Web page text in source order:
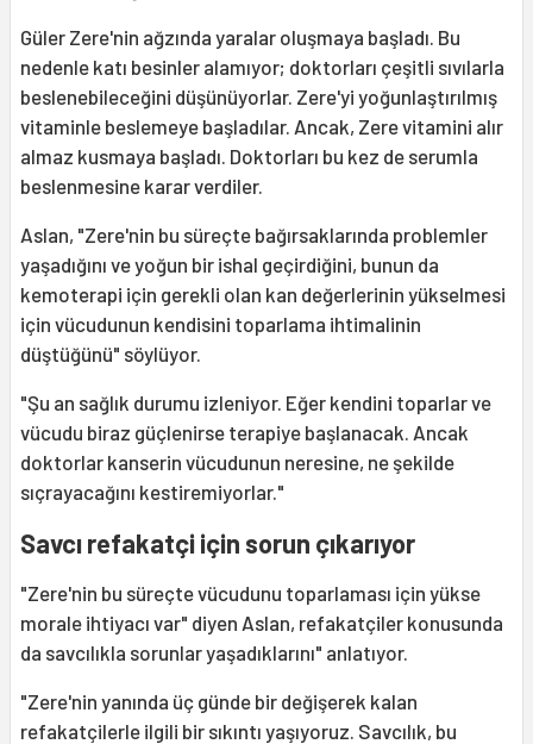
Güler Zere'nin ağzında yaralar oluşmaya başladı. Bu
nedenle katı besinler alamıyor; doktorları çeşitli sıvılarla
beslenebileceğini düşünüyorlar. Zere'yi yoğunlaştırılmış
vitaminle beslemeye başladılar. Ancak, Zere vitamini alır
almaz kusmaya başladı. Doktorları bu kez de serumla
beslenmesine karar verdiler.
Aslan, "Zere'nin bu süreçte bağırsaklarında problemler
yaşadığını ve yoğun bir ishal geçirdiğini, bunun da
kemoterapi için gerekli olan kan değerlerinin yükselmesi
için vücudunun kendisini toparlama ihtimalinin
düştüğünü" söylüyor.
"Şu an sağlık durumu izleniyor. Eğer kendini toparlar ve
vücudu biraz güçlenirse terapiye başlanacak. Ancak
doktorlar kanserin vücudunun neresine, ne şekilde
sıçrayacağını kestiremiyorlar."
Savcı refakatçi için sorun çıkarıyor
"Zere'nin bu süreçte vücudunu toparlaması için yükse
morale ihtiyacı var" diyen Aslan, refakatçiler konusunda
da savcılıkla sorunlar yaşadıklarını" anlatıyor.
"Zere'nin yanında üç günde bir değişerek kalan
refakatçilerle ilgili bir sıkıntı yaşıyoruz. Savcılık, bu